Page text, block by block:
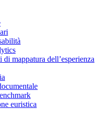
mappatura dell’esperienza
euristica